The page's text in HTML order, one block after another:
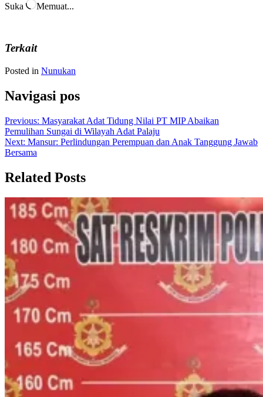
Suka Memuat...
Terkait
Posted in Nunukan
Navigasi pos
Previous: Masyarakat Adat Tidung Nilai PT MIP Abaikan
Pemulihan Sungai di Wilayah Adat Palaju
Next: Mansur: Perlindungan Perempuan dan Anak Tanggung Jawab
Bersama
Related Posts